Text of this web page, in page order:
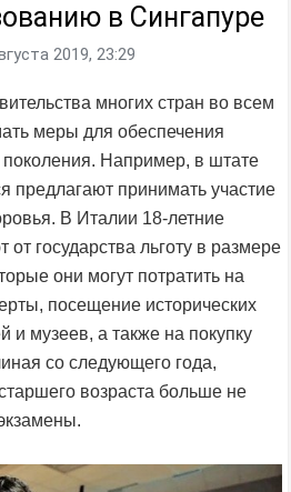
в Сингапуре
2019, 23:29
многих стран во всем
меры для обеспечения
поколения. Например, в штате
принимать участие
В Италии 18-летние
государства льготу в размере
они могут потратить на
посещение исторических
и музеев, а также на покупку
со следующего года,
возраста больше не